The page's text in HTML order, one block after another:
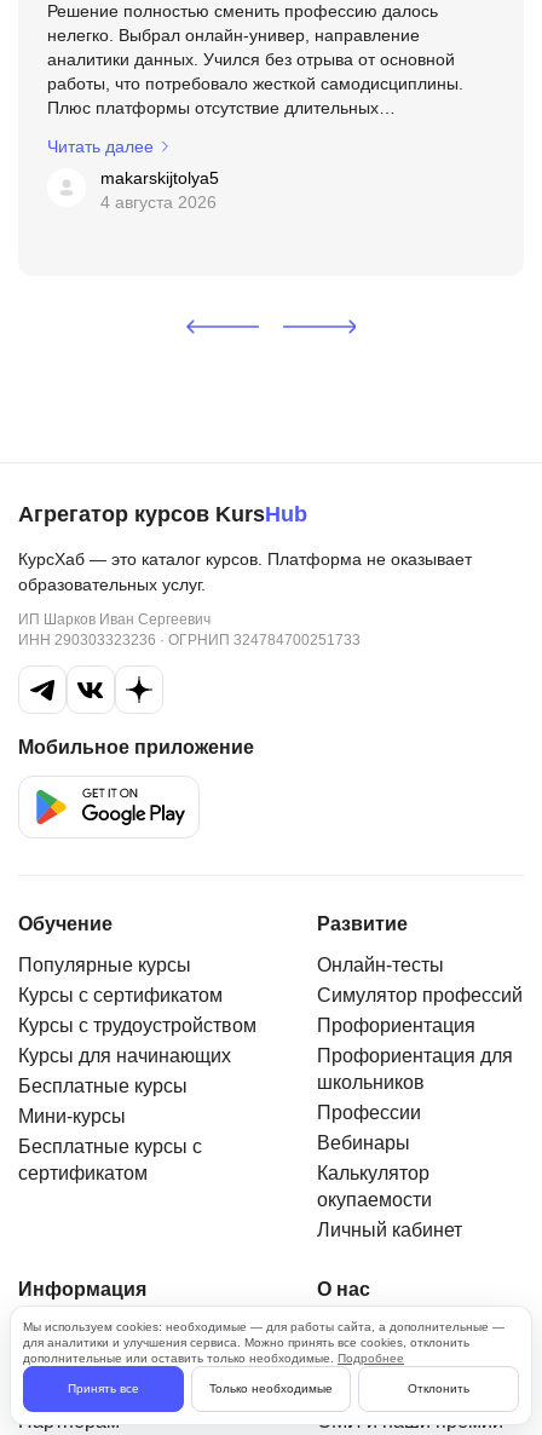
Решение полностью сменить профессию далось
нелегко. Выбрал онлайн-универ, направление
аналитики данных. Учился без отрыва от основной
работы, что потребовало жесткой самодисциплины.
Плюс платформы отсутствие длительных
блоки: посмотрел разбор инструм...
Читать далее
makarskijtolya5
4 августа 2026
Агрегатор курсов KursHub
КурсХаб — это каталог курсов. Платформа не оказывает
образовательных услуг.
ИП Шарков Иван Сергеевич
ИНН 290303323236 · ОГРНИП 324784700251733
Мобильное приложение
Обучение
Популярные курсы
Курсы с сертификатом
Курсы с трудоустройством
Курсы для начинающих
Бесплатные курсы
Мини-курсы
Бесплатные курсы с
сертификатом
Развитие
Онлайн-тесты
Симулятор профессий
Профориентация
Профориентация для
школьников
Профессии
Вебинары
Калькулятор
окупаемости
Личный кабинет
Информация
Новости
Журнал
Вакансии
Партнерам
О нас
О проекте
Методология оценки
Контакты
СМИ и наши премии
Мы используем cookies: необходимые — для работы сайта, а дополнительные —
для аналитики и улучшения сервиса. Можно принять все cookies, отклонить
дополнительные или оставить только необходимые. Подробнее
Принять все Только необходимые Отклонить